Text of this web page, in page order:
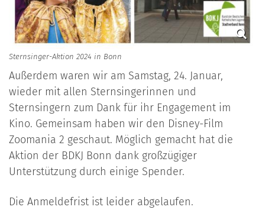
Sternsinger-Aktion 2024 in Bonn
Außerdem waren wir am Samstag, 24. Januar,
wieder mit allen Sternsingerinnen und
Sternsingern zum Dank für ihr Engagement im
Kino. Gemeinsam haben wir den Disney-Film
Zoomania 2 geschaut. Möglich gemacht hat die
Aktion der BDKJ Bonn dank großzügiger
Unterstützung durch einige Spender.
Die Anmeldefrist ist leider abgelaufen.